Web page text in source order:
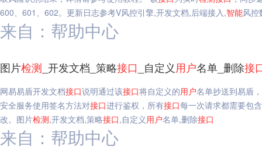
600、601、602。更新日志参考V风控引擎,开发文档,后端接入,智能风
来自：帮助中心
图片检测 _开发文档_策略接口 _自定义用户名单_删除接
网易易盾开发文档接口说明通过该接口将自定义的用户名单抄送到易盾
安全服务使用签名方法对接口进行鉴权，所有接口每一次请求都需要包
改。图片检测,开发文档,策略接口,自定义用户名单,删除接口
来自：帮助中心